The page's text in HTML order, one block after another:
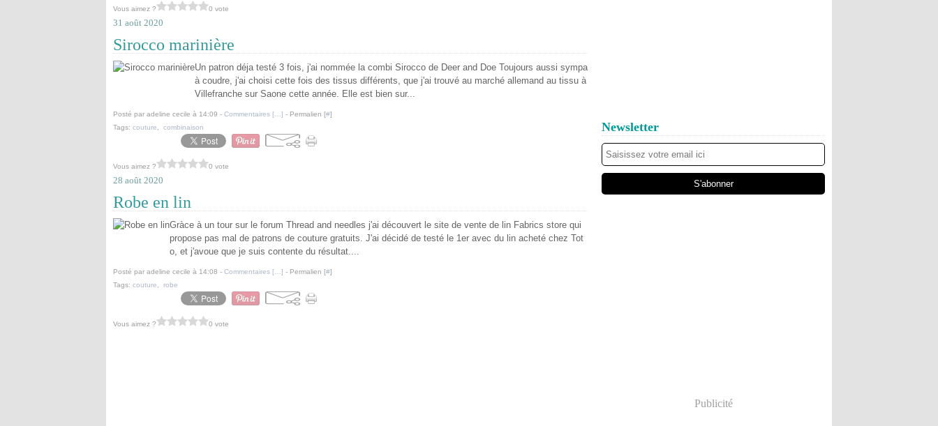
Vous aimez ? 0 vote
31 août 2020
Sirocco marinière
Un patron déja testé 3 fois, j'ai nommée la combi Sirocco de Deer and Doe Toujours aussi sympa
à coudre, j'ai choisi cette fois des tissus différents, que j'ai trouvé au marché allemand au tissu à
Villefranche sur Saone cette année. Elle est bien sur...
Posté par adeline cecile à 14:09 - Commentaires [ ] - Permalien [#]
Tags: couture combinaison
Vous aimez ? 0 vote
28 août 2020
Robe en lin
Gràce à un tour sur le forum Thread and needles j'ai découvert le site de vente de lin Fabrics store qui
propose pas mal de patrons de couture gratuits. J'ai décidé de testé le 1er avec du lin acheté chez Tot
o, et j'avoue que je suis contente du résultat....
Posté par adeline cecile à 14:08 - Commentaires [ ] - Permalien [#]
Tags: couture robe
Vous aimez ? 0 vote
Newsletter
Publicité